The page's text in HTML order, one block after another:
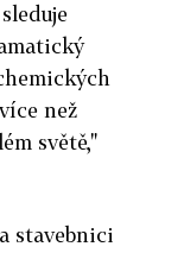
než
světě,"
stavebnici